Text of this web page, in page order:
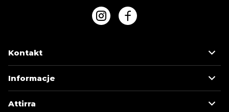
Kontakt
Informacje
Attirra